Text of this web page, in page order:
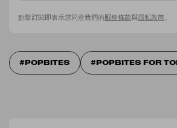
點擊訂閱即表示您同意我們的服務條款與隱私政策
POPBITES POPBITES FOR